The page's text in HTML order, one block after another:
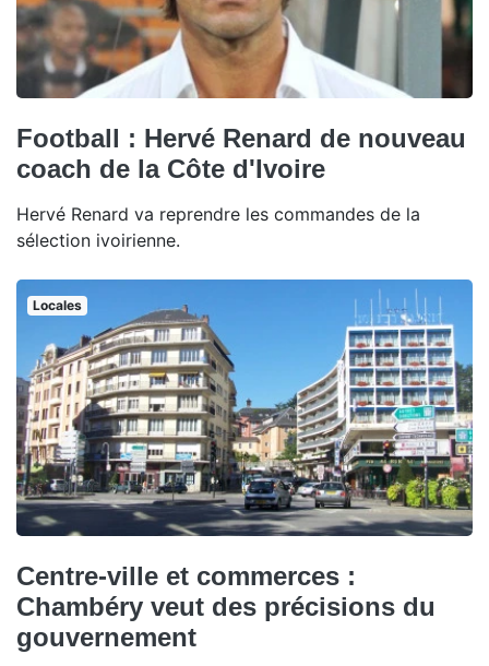
Football : Hervé Renard de nouveau
coach de la Côte d'Ivoire
Hervé Renard va reprendre les commandes de la
sélection ivoirienne.
Locales
Centre-ville et commerces :
Chambéry veut des précisions du
gouvernement